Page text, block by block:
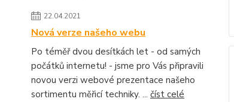
22.04.2021
Nová verze našeho webu
Po téměř dvou desítkách let - od samých
počátků internetu! - jsme pro Vás připravili
novou verzi webové prezentace našeho
sortimentu měřicí techniky. ... číst celé